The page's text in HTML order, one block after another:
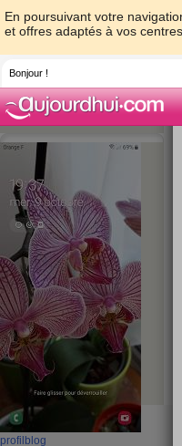
En poursuivant votre
et offres adaptés à vos
Bonjour !
profil blog